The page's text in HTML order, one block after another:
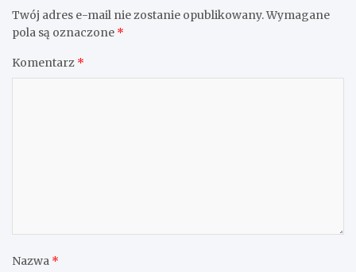
Twój adres e-mail nie zostanie opublikowany.Wymagane
pola są oznaczone *
Komentarz *
Nazwa *